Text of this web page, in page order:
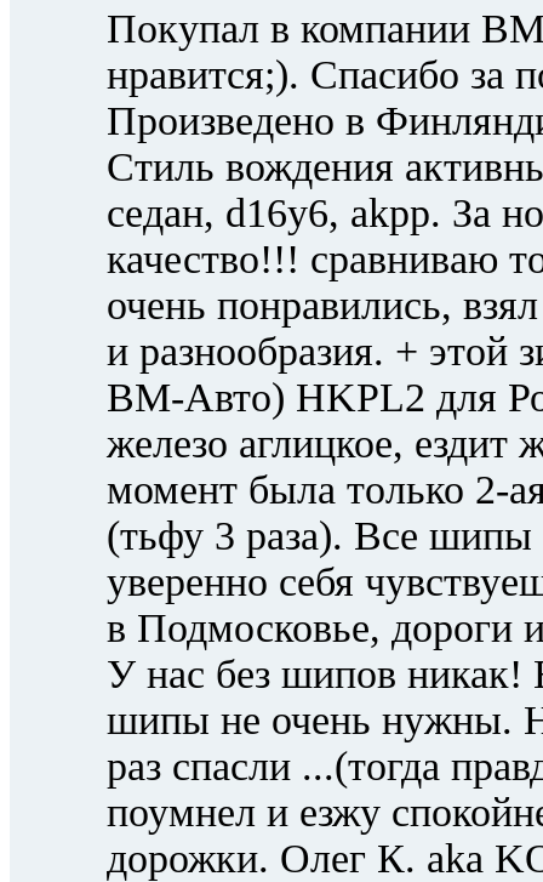
Покупал в компании
нравится;). Спасибо за
Произведено в
Стиль вождения
седан, d16y6, akpp. За
качество!!! сравниваю
очень понравились,
и разнообразия. + этой
ВМ-Авто) HKPL2 для
железо аглицкое, ездит
момент была только 2-
(тьфу 3 раза). Все шипы
уверенно себя
в Подмосковье, дороги
У нас без шипов
шипы не очень нужны.
раз спасли ...(тогда
поумнел и езжу
дорожки. Олег К. aka